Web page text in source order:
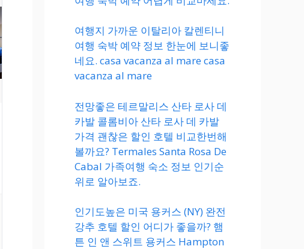
여행지 가까운 이탈리아 칼렌티니
여행 숙박 예약 정보 한눈에 보니좋
네요. casa vacanza al mare casa
vacanza al mare
전망좋은 테르말리스 산타 로사 데
카발 콜롬비아 산타 로사 데 카발
가격 괜찮은 할인 호텔 비교한번해
볼까요? Termales Santa Rosa De
Cabal 가족여행 숙소 정보 인기순
위로 알아보죠.
인기도높은 미국 용커스 (NY) 완전
강추 호텔 할인 어디가 좋을까? 햄
튼 인 앤 스위트 용커스 Hampton